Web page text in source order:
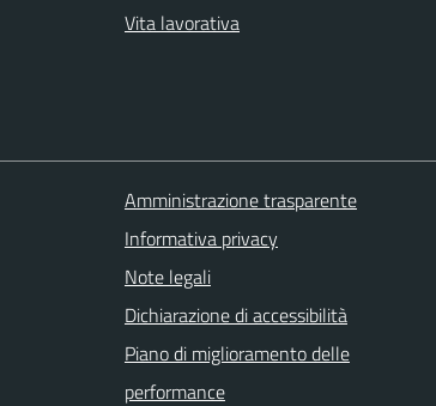
Vita lavorativa
Amministrazione trasparente
Informativa privacy
Note legali
Dichiarazione di accessibilità
Piano di miglioramento delle
performance